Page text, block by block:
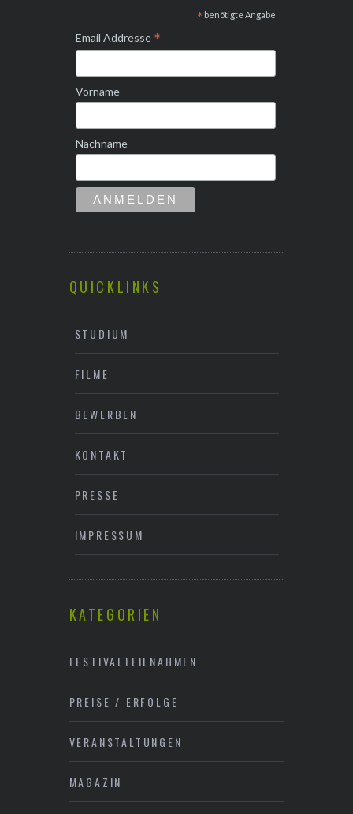
* benötigte Angabe
Email Addresse *
Vorname
Nachname
QUICKLINKS
STUDIUM
FILME
BEWERBEN
KONTAKT
PRESSE
IMPRESSUM
KATEGORIEN
FESTIVALTEILNAHMEN
PREISE / ERFOLGE
VERANSTALTUNGEN
MAGAZIN